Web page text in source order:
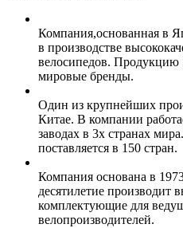
Компания,основанная в
в производстве
велосипедов. Продукцию
мировые бренды.
Один из крупнейших
Китае. В компании
заводах в 3х странах
поставляется в 150 стран.
Компания основана в
десятилетие производит
комплектующие для
велопроизводителей.